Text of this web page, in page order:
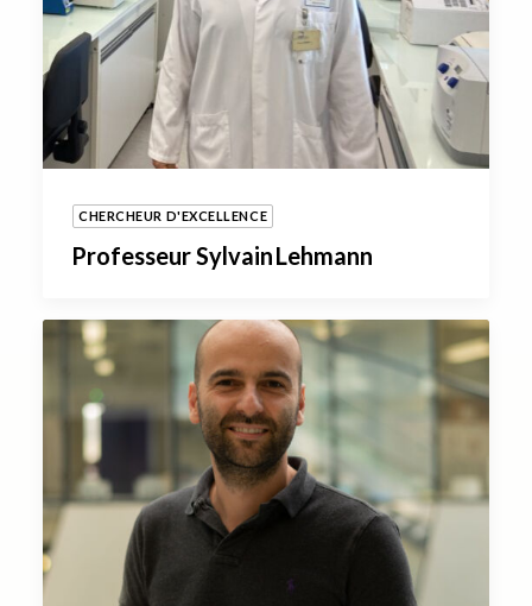
CHERCHEUR D'EXCELLENCE
Professeur Sylvain Lehmann